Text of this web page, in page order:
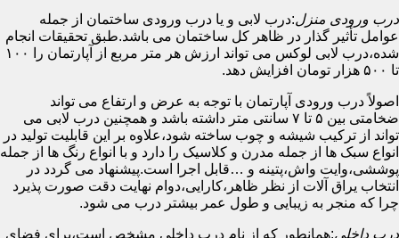
درب ورودی منزل:درب لابی و یا درب ورودی ساختمان از جمله
عوامل تأثیر گذار در ظاهر کل ساختمان می باشد.طبق تحقیقات انجام
شده،درب لابی لوکس می تواند ارزش هر متر مربع از آپارتمان را ۱۰۰
تا ۵۰۰ هزار تومان افزایش دهد.
اصولاً درب ورودی آپارتمان با توجه به عرض و ارتفاع می تواند
ضخامتی بین ۵ تا ۷ سانتی متر داشته باشد و همچنین درب لابی می
تواند از ترکیب شیشه و چوب ساخته شود،علاوه بر این قابلیت تولید در
انواع سبک ها از جمله مدرن و کلاسیک را دارد و با انواع رنگ ها از جمله
پوششی،وایت واش،پتینه و …قابل اجرا است.پیشنهاد می گردد در
انتخاب یراق آلات از نظر ظاهر،کارایی،دوام نهایت دقت صورت پذیرد
چرا که منجر به زیبایی و طول عمر بیشتر درب می شود.
درب داخلی:همانطور که از نام درب داخلی مشخص است،برای فضای